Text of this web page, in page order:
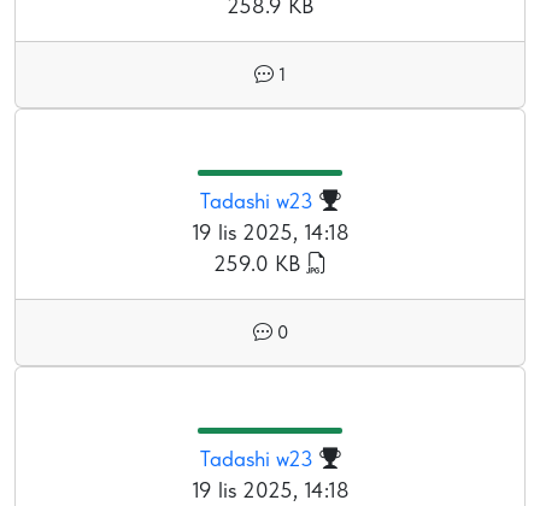
258.9 KB
1
Tadashi w23
19 lis 2025, 14:18
259.0 KB
0
Tadashi w23
19 lis 2025, 14:18